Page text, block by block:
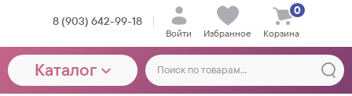
8 (903) 642-99-18
Войти Избранное Корзина
0
Каталог